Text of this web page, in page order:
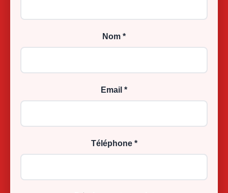
Nom *
Email *
Téléphone *